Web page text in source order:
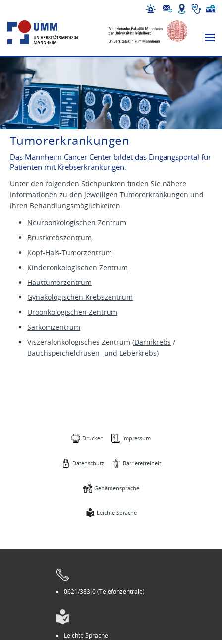
Tumorerkrankungen
Das Mannheim Cancer Center bildet das Eingangsportal für
Patienten mit Krebserkrankungen.
Unter den folgenden Stichpunkten finden Sie nähere
Informationen zu den jeweiligen Tumorerkrankungen und
ihren Behandlungsmöglichkeiten:
Neuroonkologischen Zentrum
Brustkrebszentrum
Kopf-Hals-Tumorzentrum
Kinderonkologischen Zentrum
Hauttumorzentrum
Gynäkologischen Krebszentrum
Uroonkologischen Zentrum
Sarkomzentrum
Viszeralonkologisches Zentrum (Darmkrebs /
Bauchspeicheldrüsen- und Leberkrebs)
Drucken Impressum
Datenschutz Barrierefreiheit
Gebärdensprache
Leichte Sprache
0621/383-0 (Telefonzentrale)
Leichte Sprache